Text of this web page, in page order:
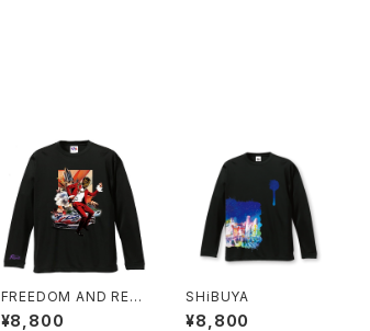
FREEDOM AND RES
PONSIBILITY
¥8,800
SHiBUYA
¥8,800